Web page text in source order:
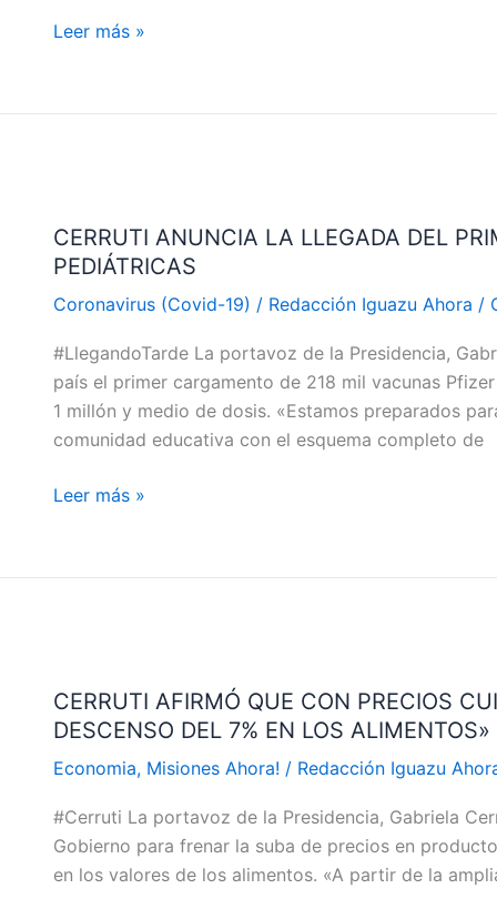
Leer más »
CERRUTI ANUNCIA LA LLEGADA DEL
PEDIÁTRICAS
Coronavirus (Covid-19) / Redacción Iguazu Ahora /
#LlegandoTarde La portavoz de la Presidencia,
país el primer cargamento de 218 mil vacunas
1 millón y medio de dosis. «Estamos preparados
comunidad educativa con el esquema completo de
LA
LLEGADA
DEL
CARGAMENTO
DE
VACUNAS
PEDIÁTRICAS
Leer más »
CERRUTI AFIRMÓ QUE CON PRECIOS
DESCENSO DEL 7% EN LOS ALIMENTOS»
Economia, Misiones Ahora! / Redacción Iguazu
#Cerruti La portavoz de la Presidencia, Gabriela
Gobierno para frenar la suba de precios en
en los valores de los alimentos. «A partir de la
QUE
CON
PRECIOS
Y
LOS
ACUERDOS